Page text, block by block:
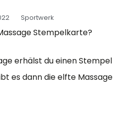
Sportwerk
Stempelkarte?
erhälst du einen Stempel
es dann die elfte Massage